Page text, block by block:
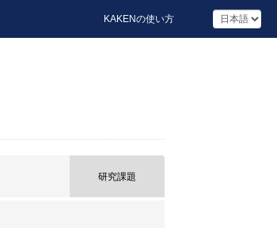
KAKENの使い方
研究課題